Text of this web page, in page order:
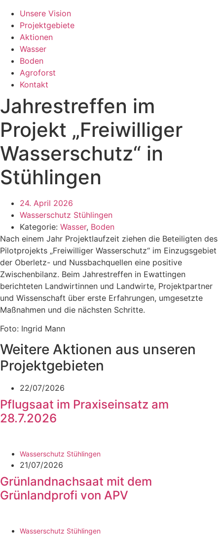
Unsere Vision
Projektgebiete
Aktionen
Wasser
Boden
Agroforst
Kontakt
Jahrestreffen im
Projekt „Freiwilliger
Wasserschutz“ in
Stühlingen
24. April 2026
Wasserschutz Stühlingen
Kategorie: Wasser, Boden
Nach einem Jahr Projektlaufzeit ziehen die Beteiligten des
Pilotprojekts „Freiwilliger Wasserschutz“ im Einzugsgebiet
der Oberletz- und Nussbachquellen eine positive
Zwischenbilanz. Beim Jahrestreffen in Ewattingen
berichteten Landwirtinnen und Landwirte, Projektpartner
und Wissenschaft über erste Erfahrungen, umgesetzte
Maßnahmen und die nächsten Schritte.
Foto: Ingrid Mann
Weitere Aktionen aus unseren
Projektgebieten
22/07/2026
Pflugsaat im Praxiseinsatz am
28.7.2026
Wasserschutz Stühlingen
21/07/2026
Grünlandnachsaat mit dem
Grünlandprofi von APV
Wasserschutz Stühlingen